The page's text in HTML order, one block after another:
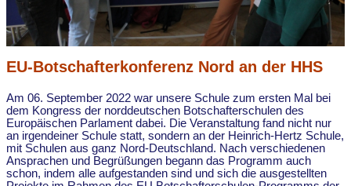
EU-Botschafterkonferenz Nord an der HHS
Am 06. September 2022 war unsere Schule zum ersten Mal bei
dem Kongress der norddeutschen Botschafterschulen des
Europäischen Parlament dabei. Die Veranstaltung fand nicht nur
an irgendeiner Schule statt, sondern an der Heinrich-Hertz Schule,
mit Schulen aus ganz Nord-Deutschland. Nach verschiedenen
Ansprachen und Begrüßungen begann das Programm auch
schon, indem alle aufgestanden sind und sich die ausgestellten